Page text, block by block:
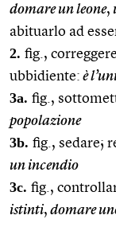
domare un leone,
abituarlo ad
2. fig.,
ubbidiente: è
3a. fig.,
popolazione
3b. fig., sedare;
un incendio
3c. fig.,
istinti, domare